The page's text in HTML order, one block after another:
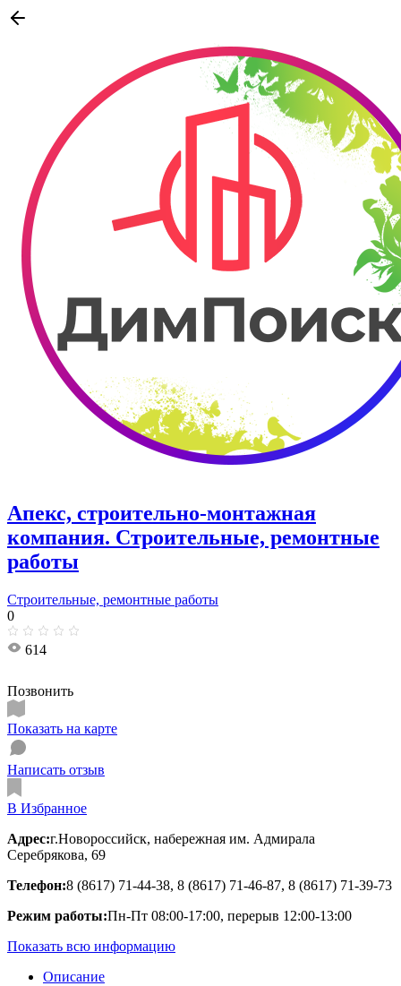
Апекс, строительно-монтажная
компания. Строительные, ремонтные
работы
Строительные, ремонтные работы
0
614
Позвонить
Показать на карте
Написать отзыв
В Избранное
Адрес:г.Новороссийск, набережная им. Адмирала
Серебрякова, 69
Телефон:8 (8617) 71-44-38, 8 (8617) 71-46-87, 8 (8617) 71-39-73
Режим работы:Пн-Пт 08:00-17:00, перерыв 12:00-13:00
Показать всю информацию
Описание